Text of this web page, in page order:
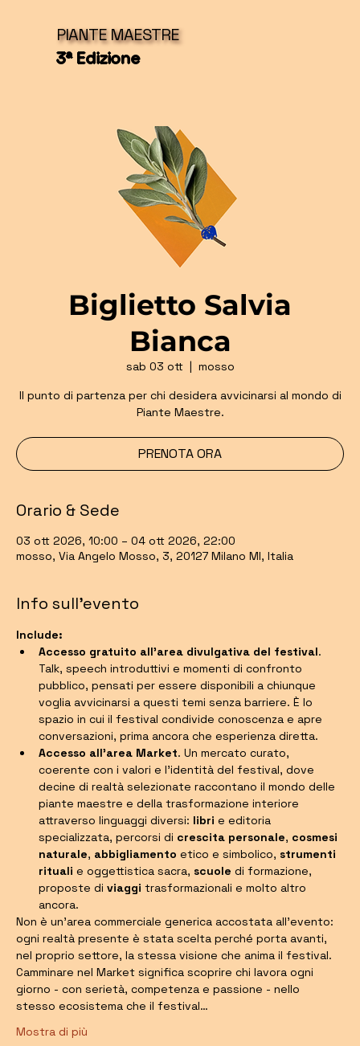
PIANTE MAESTRE
3ª Edizione
Biglietto Salvia
Bianca
sab 03 ott
  |
mosso
Il punto di partenza per chi desidera avvicinarsi al mondo di
Piante Maestre.
PRENOTA ORA
Orario & Sede
03 ott 2026, 10:00 – 04 ott 2026, 22:00
mosso, Via Angelo Mosso, 3, 20127 Milano MI, Italia
Info sull'evento
Include:
Accesso gratuito all'area divulgativa del festival.
Talk, speech introduttivi e momenti di confronto
pubblico, pensati per essere disponibili a chiunque
voglia avvicinarsi a questi temi senza barriere. È lo
spazio in cui il festival condivide conoscenza e apre
conversazioni, prima ancora che esperienza diretta.
Accesso all'area Market. Un mercato curato,
coerente con i valori e l'identità del festival, dove
decine di realtà selezionate raccontano il mondo delle
piante maestre e della trasformazione interiore
attraverso linguaggi diversi: libri e editoria
specializzata, percorsi di crescita personale, cosmesi
naturale, abbigliamento etico e simbolico, strumenti
rituali e oggettistica sacra, scuole di formazione,
proposte di viaggi trasformazionali e molto altro
ancora.
Non è un'area commerciale generica accostata all'evento:
ogni realtà presente è stata scelta perché porta avanti,
nel proprio settore, la stessa visione che anima il festival.
Camminare nel Market significa scoprire chi lavora ogni
giorno - con serietà, competenza e passione - nello
stesso ecosistema che il festival…
Mostra di più